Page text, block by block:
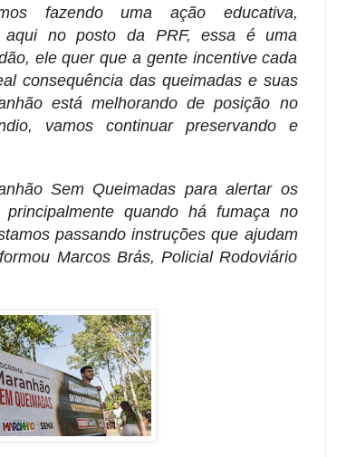
fazendo uma ação educativa,
aqui no posto da PRF, essa é uma
ele quer que a gente incentive cada
consequência das queimadas e suas
está melhorando de posição no
vamos continuar preservando e
Sem Queimadas para alertar os
quando há fumaça no
passando instruções que ajudam
Marcos Brás, Policial Rodoviário